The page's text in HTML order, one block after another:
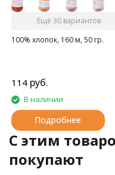
Ещё 30 вариантов
100% хлопок, 160 м, 50 гр.
114 руб.
В наличии
Подробнее
C этим
покупают